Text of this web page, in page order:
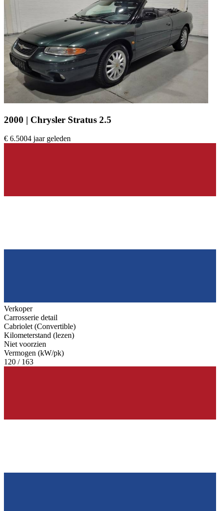
2000 | Chrysler Stratus 2.5
€ 6.5004 jaar geleden
Verkoper
Carrosserie detail
Cabriolet (Convertible)
Kilometerstand (lezen)
Niet voorzien
Vermogen (kW/pk)
120 / 163